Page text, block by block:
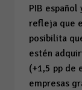
PIB
refleja que
posibilita
estén
(+1,5 pp de
empresas